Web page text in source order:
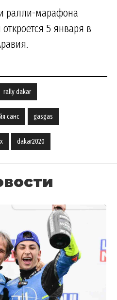
ралли-марафона
5 января в
rally dakar
санс gasgas
dakar2020